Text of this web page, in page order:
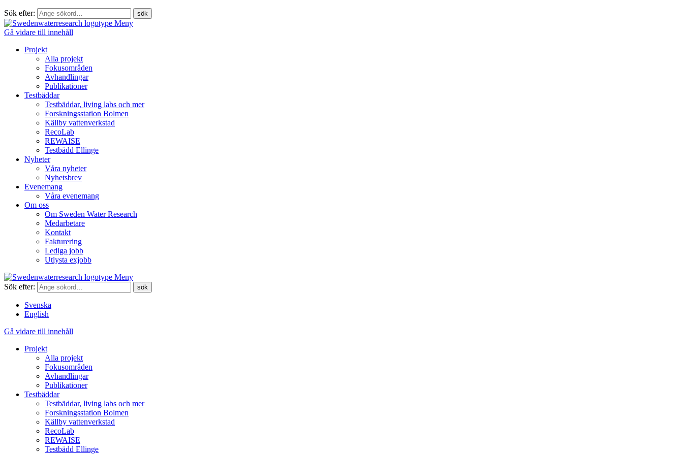
Sök efter:
Meny
Gå vidare till innehåll
Projekt
Alla projekt
Fokusområden
Avhandlingar
Publikationer
Testbäddar
Testbäddar, living labs och mer
Forskningsstation Bolmen
Källby vattenverkstad
RecoLab
REWAISE
Testbädd Ellinge
Nyheter
Våra nyheter
Nyhetsbrev
Evenemang
Våra evenemang
Om oss
Om Sweden Water Research
Medarbetare
Kontakt
Fakturering
Lediga jobb
Utlysta exjobb
Meny
Sök efter:
Svenska
English
Gå vidare till innehåll
Projekt
Alla projekt
Fokusområden
Avhandlingar
Publikationer
Testbäddar
Testbäddar, living labs och mer
Forskningsstation Bolmen
Källby vattenverkstad
RecoLab
REWAISE
Testbädd Ellinge